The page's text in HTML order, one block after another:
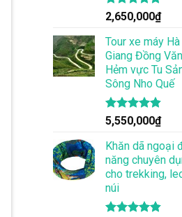
Được xếp
hạng 4.86
5 sao
2,650,000₫
Tour xe máy Hà
Giang Đồng
Hẻm vực Tu
Sông Nho Quế
Được xếp
hạng 4.83
5 sao
5,550,000₫
Khăn dã ngoại
năng chuyên
cho trekking,
núi